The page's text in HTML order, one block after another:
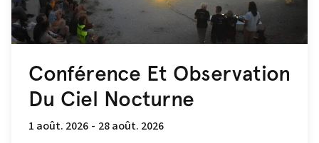
Conférence Et Observation
Du Ciel Nocturne
1 août. 2026 - 28 août. 2026